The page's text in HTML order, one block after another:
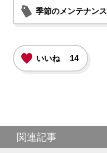
季節のメンテナンス
いいね 14
関連記事